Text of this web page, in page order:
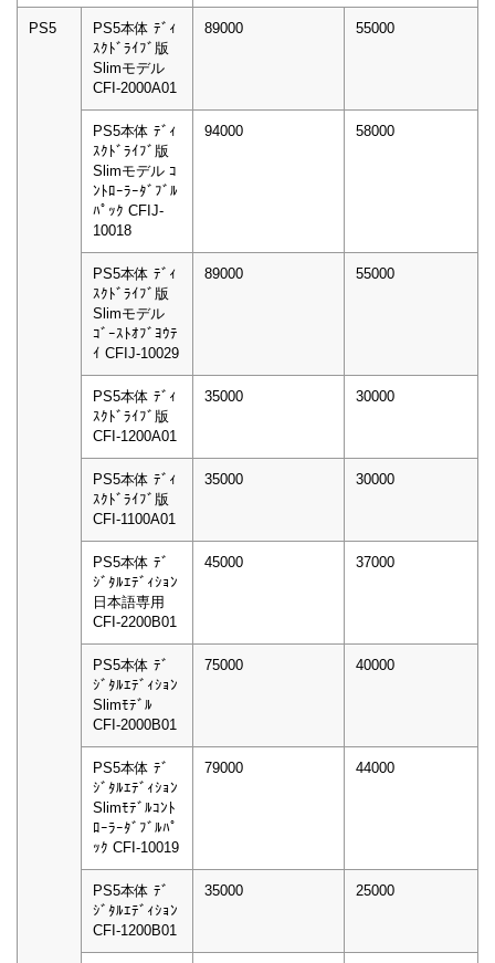
PS5
PS5本体 ﾃﾞｨ
ｽｸﾄﾞﾗｲﾌﾞ版
Slimモデル
CFI-2000A01
89000 55000
PS5本体 ﾃﾞｨ
ｽｸﾄﾞﾗｲﾌﾞ版
Slimモデル ｺ
ﾝﾄﾛｰﾗｰﾀﾞﾌﾞﾙ
ﾊﾟｯｸ CFIJ-
10018
94000 58000
PS5本体 ﾃﾞｨ
ｽｸﾄﾞﾗｲﾌﾞ版
Slimモデル
ｺﾞｰｽﾄｵﾌﾞﾖｳﾃ
ｲ CFIJ-10029
89000 55000
PS5本体 ﾃﾞｨ
ｽｸﾄﾞﾗｲﾌﾞ版
CFI-1200A01
35000 30000
PS5本体 ﾃﾞｨ
ｽｸﾄﾞﾗｲﾌﾞ版
CFI-1100A01
35000 30000
PS5本体 ﾃﾞ
ｼﾞﾀﾙｴﾃﾞｨｼｮﾝ
日本語専用
CFI-2200B01
45000 37000
PS5本体 ﾃﾞ
ｼﾞﾀﾙｴﾃﾞｨｼｮﾝ
Slimﾓﾃﾞﾙ
CFI-2000B01
75000 40000
PS5本体 ﾃﾞ
ｼﾞﾀﾙｴﾃﾞｨｼｮﾝ
Slimﾓﾃﾞﾙｺﾝﾄ
ﾛｰﾗｰﾀﾞﾌﾞﾙﾊﾟ
ｯｸ CFI-10019
79000 44000
PS5本体 ﾃﾞ
ｼﾞﾀﾙｴﾃﾞｨｼｮﾝ
CFI-1200B01
35000 25000